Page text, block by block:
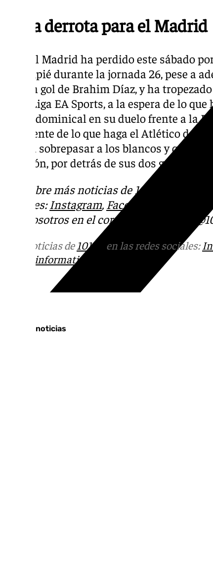
Dura derrota para el Madrid
El Real Madrid ha perdido este sábado
Balompié durante la jornada 26, pese a
con un gol de Brahim Díaz, y ha
de LaLiga EA Sports, a la espera de lo que
tanda dominical en su duelo frente a la
pendiente de lo que haga el Atlético de
podría sobrepasar a los blancos y quedar
posición, por detrás de sus dos grandes
Descubre más noticias de 101Tv en las
sociales:Instagram, Facebook
con nosotros en el correo
Más noticias de101TV en las redes sociales:
informativos@101tv.es
Últimas noticias